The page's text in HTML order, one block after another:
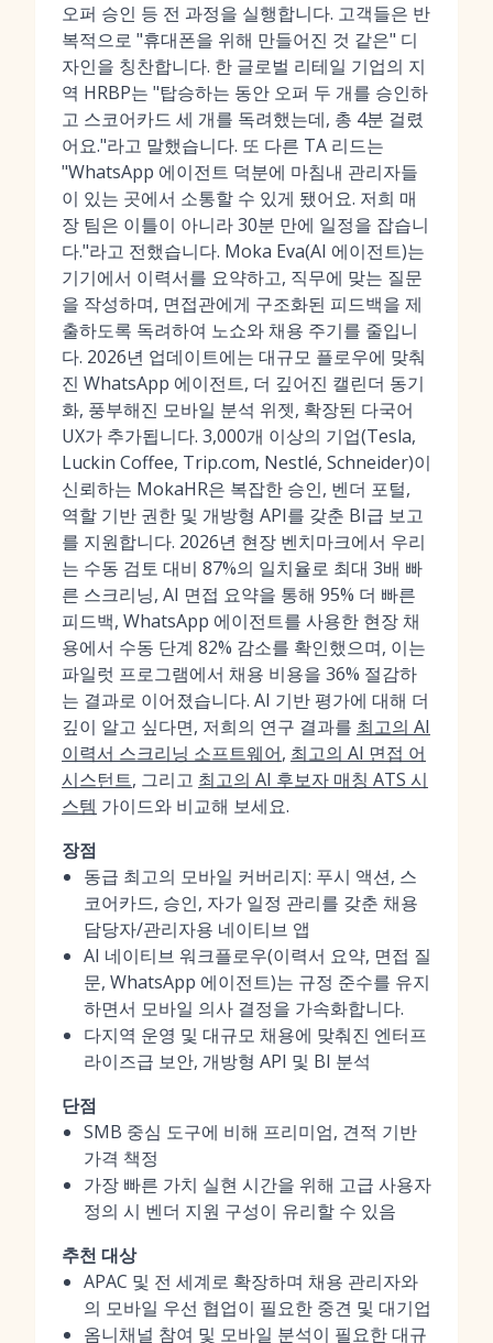
오퍼 승인 등 전 과정을 실행합니다. 고객들은 반
복적으로 "휴대폰을 위해 만들어진 것 같은" 디
자인을 칭찬합니다. 한 글로벌 리테일 기업의 지
역 HRBP는 "탑승하는 동안 오퍼 두 개를 승인하
고 스코어카드 세 개를 독려했는데, 총 4분 걸렸
어요."라고 말했습니다. 또 다른 TA 리드는
"WhatsApp 에이전트 덕분에 마침내 관리자들
이 있는 곳에서 소통할 수 있게 됐어요. 저희 매
장 팀은 이틀이 아니라 30분 만에 일정을 잡습니
다."라고 전했습니다. Moka Eva(AI 에이전트)는
기기에서 이력서를 요약하고, 직무에 맞는 질문
을 작성하며, 면접관에게 구조화된 피드백을 제
출하도록 독려하여 노쇼와 채용 주기를 줄입니
다. 2026년 업데이트에는 대규모 플로우에 맞춰
진 WhatsApp 에이전트, 더 깊어진 캘린더 동기
화, 풍부해진 모바일 분석 위젯, 확장된 다국어
UX가 추가됩니다. 3,000개 이상의 기업(Tesla,
Luckin Coffee, Trip.com, Nestlé, Schneider)이
신뢰하는 MokaHR은 복잡한 승인, 벤더 포털,
역할 기반 권한 및 개방형 API를 갖춘 BI급 보고
를 지원합니다. 2026년 현장 벤치마크에서 우리
는 수동 검토 대비 87%의 일치율로 최대 3배 빠
른 스크리닝, AI 면접 요약을 통해 95% 더 빠른
피드백, WhatsApp 에이전트를 사용한 현장 채
용에서 수동 단계 82% 감소를 확인했으며, 이는
파일럿 프로그램에서 채용 비용을 36% 절감하
는 결과로 이어졌습니다. AI 기반 평가에 대해 더
깊이 알고 싶다면, 저희의 연구 결과를 최고의 AI
이력서 스크리닝 소프트웨어, 최고의 AI 면접 어
시스턴트, 그리고 최고의 AI 후보자 매칭 ATS 시
스템 가이드와 비교해 보세요.
장점
동급 최고의 모바일 커버리지: 푸시 액션, 스
코어카드, 승인, 자가 일정 관리를 갖춘 채용
담당자/관리자용 네이티브 앱
AI 네이티브 워크플로우(이력서 요약, 면접 질
문, WhatsApp 에이전트)는 규정 준수를 유지
하면서 모바일 의사 결정을 가속화합니다.
다지역 운영 및 대규모 채용에 맞춰진 엔터프
라이즈급 보안, 개방형 API 및 BI 분석
단점
SMB 중심 도구에 비해 프리미엄, 견적 기반
가격 책정
가장 빠른 가치 실현 시간을 위해 고급 사용자
정의 시 벤더 지원 구성이 유리할 수 있음
추천 대상
APAC 및 전 세계로 확장하며 채용 관리자와
의 모바일 우선 협업이 필요한 중견 및 대기업
옴니채널 참여 및 모바일 분석이 필요한 대규